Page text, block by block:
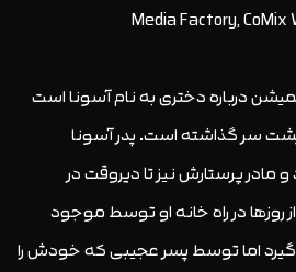
درباره دختری به نام آسونا است
سر گذاشته است. پدر آسونا
پرستارش نیز تا دیروقت در
روزها در راه خانه او توسط موجود
اما توسط پسر عجیبی که خودش را